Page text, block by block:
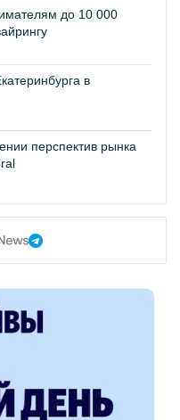
до 10 000
в
перспектив рынка